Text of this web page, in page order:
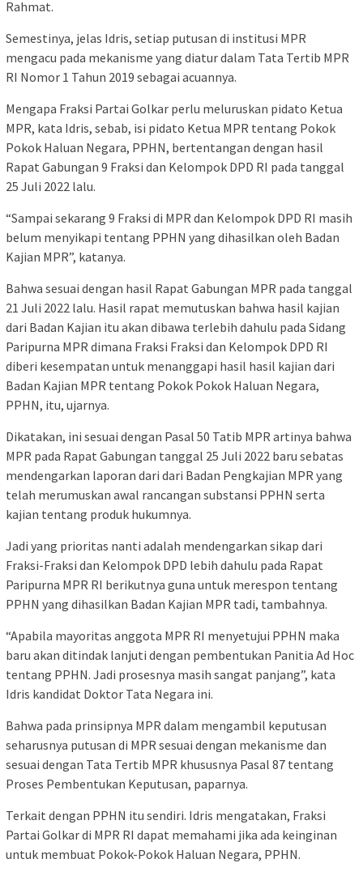
Rahmat.
Semestinya, jelas Idris, setiap putusan di institusi MPR
mengacu pada mekanisme yang diatur dalam Tata Tertib MPR
RI Nomor 1 Tahun 2019 sebagai acuannya.
Mengapa Fraksi Partai Golkar perlu meluruskan pidato Ketua
MPR, kata Idris, sebab, isi pidato Ketua MPR tentang Pokok
Pokok Haluan Negara, PPHN, bertentangan dengan hasil
Rapat Gabungan 9 Fraksi dan Kelompok DPD RI pada tanggal
25 Juli 2022 lalu.
“Sampai sekarang 9 Fraksi di MPR dan Kelompok DPD RI masih
belum menyikapi tentang PPHN yang dihasilkan oleh Badan
Kajian MPR”, katanya.
Bahwa sesuai dengan hasil Rapat Gabungan MPR pada tanggal
21 Juli 2022 lalu. Hasil rapat memutuskan bahwa hasil kajian
dari Badan Kajian itu akan dibawa terlebih dahulu pada Sidang
Paripurna MPR dimana Fraksi Fraksi dan Kelompok DPD RI
diberi kesempatan untuk menanggapi hasil hasil kajian dari
Badan Kajian MPR tentang Pokok Pokok Haluan Negara,
PPHN, itu, ujarnya.
Dikatakan, ini sesuai dengan Pasal 50 Tatib MPR artinya bahwa
MPR pada Rapat Gabungan tanggal 25 Juli 2022 baru sebatas
mendengarkan laporan dari dari Badan Pengkajian MPR yang
telah merumuskan awal rancangan substansi PPHN serta
kajian tentang produk hukumnya.
Jadi yang prioritas nanti adalah mendengarkan sikap dari
Fraksi-Fraksi dan Kelompok DPD lebih dahulu pada Rapat
Paripurna MPR RI berikutnya guna untuk merespon tentang
PPHN yang dihasilkan Badan Kajian MPR tadi, tambahnya.
“Apabila mayoritas anggota MPR RI menyetujui PPHN maka
baru akan ditindak lanjuti dengan pembentukan Panitia Ad Hoc
tentang PPHN. Jadi prosesnya masih sangat panjang”, kata
Idris kandidat Doktor Tata Negara ini.
Bahwa pada prinsipnya MPR dalam mengambil keputusan
seharusnya putusan di MPR sesuai dengan mekanisme dan
sesuai dengan Tata Tertib MPR khususnya Pasal 87 tentang
Proses Pembentukan Keputusan, paparnya.
Terkait dengan PPHN itu sendiri. Idris mengatakan, Fraksi
Partai Golkar di MPR RI dapat memahami jika ada keinginan
untuk membuat Pokok-Pokok Haluan Negara, PPHN.